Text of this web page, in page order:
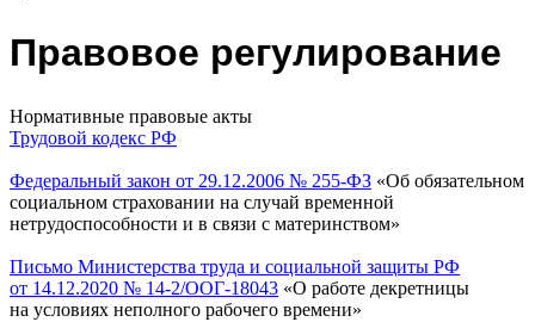
Правовое регулирование
Нормативные правовые акты
Трудовой кодекс РФ
Федеральный закон от 29.12.2006 № 255-ФЗ «Об обязательном
социальном страховании на случай временной
нетрудоспособности и в связи с материнством»
Письмо Министерства труда и социальной защиты РФ
от 14.12.2020 № 14-2/ООГ-18043 «О работе декретницы
на условиях неполного рабочего времени»